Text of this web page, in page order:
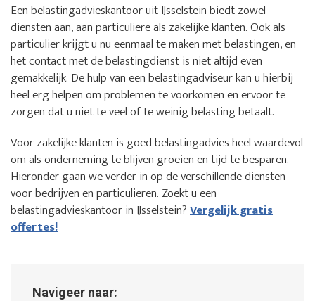
Een belastingadvieskantoor uit IJsselstein biedt zowel
diensten aan, aan particuliere als zakelijke klanten. Ook als
particulier krijgt u nu eenmaal te maken met belastingen, en
het contact met de belastingdienst is niet altijd even
gemakkelijk. De hulp van een belastingadviseur kan u hierbij
heel erg helpen om problemen te voorkomen en ervoor te
zorgen dat u niet te veel of te weinig belasting betaalt.
Voor zakelijke klanten is goed belastingadvies heel waardevol
om als onderneming te blijven groeien en tijd te besparen.
Hieronder gaan we verder in op de verschillende diensten
voor bedrijven en particulieren. Zoekt u een
belastingadvieskantoor in IJsselstein?Vergelijk gratis
offertes!
Navigeer naar: